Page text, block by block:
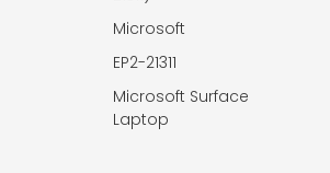
Microsoft
EP2-21311
Microsoft Surface
Laptop